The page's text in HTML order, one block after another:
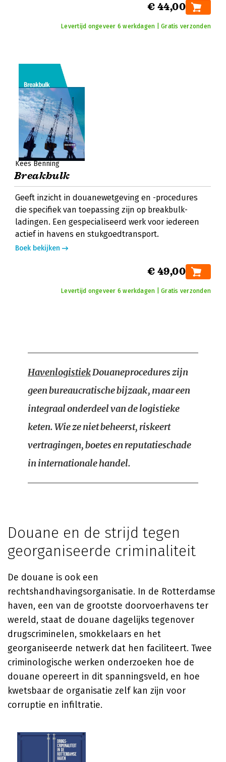
€ 44,00
Levertijd ongeveer 6 werkdagen | Gratis verzonden
Kees Benning
Breakbulk
Geeft inzicht in douanewetgeving en -procedures
die specifiek van toepassing zijn op breakbulk-
ladingen. Een gespecialiseerd werk voor iedereen
actief in havens en stukgoedtransport.
Boek bekijken
€ 49,00
Levertijd ongeveer 6 werkdagen | Gratis verzonden
HavenlogistiekDouaneprocedures zijn
geen bureaucratische bijzaak, maar een
integraal onderdeel van de logistieke
keten. Wie ze niet beheerst, riskeert
vertragingen, boetes en reputatieschade
in internationale handel.
Douane en de strijd tegen
georganiseerde criminaliteit
De douane is ook een
rechtshandhavingsorganisatie. In de Rotterdamse
haven, een van de grootste doorvoerhavens ter
wereld, staat de douane dagelijks tegenover
drugscriminelen, smokkelaars en het
georganiseerde netwerk dat hen faciliteert. Twee
criminologische werken onderzoeken hoe de
douane opereert in dit spanningsveld, en hoe
kwetsbaar de organisatie zelf kan zijn voor
corruptie en infiltratie.